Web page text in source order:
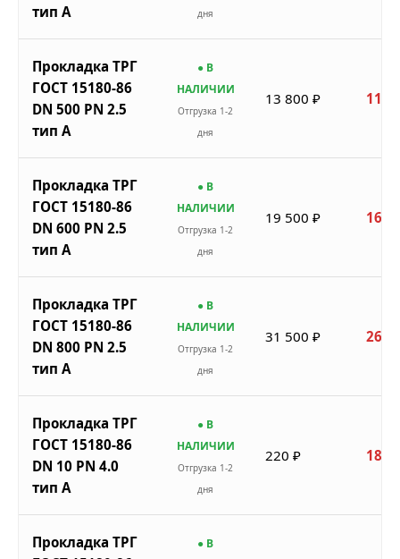
тип A
дня
Прокладка ТРГ
ГОСТ 15180-86
DN 500 PN 2.5
тип A
● В
НАЛИЧИИ
Отгрузка 1-2
дня
13 800 ₽ 11
Прокладка ТРГ
ГОСТ 15180-86
DN 600 PN 2.5
тип A
● В
НАЛИЧИИ
Отгрузка 1-2
дня
19 500 ₽ 16
Прокладка ТРГ
ГОСТ 15180-86
DN 800 PN 2.5
тип A
● В
НАЛИЧИИ
Отгрузка 1-2
дня
31 500 ₽ 26
Прокладка ТРГ
ГОСТ 15180-86
DN 10 PN 4.0
тип A
● В
НАЛИЧИИ
Отгрузка 1-2
дня
220 ₽ 187
Прокладка ТРГ
● В